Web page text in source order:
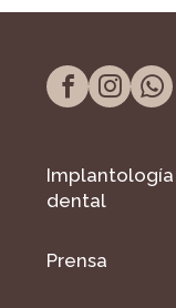
Implantología
dental
Prensa